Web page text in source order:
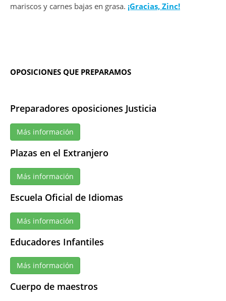
mariscos y carnes bajas en grasa. ¡Gracias, Zinc!
OPOSICIONES QUE PREPARAMOS
Preparadores oposiciones Justicia
Más información
Plazas en el Extranjero
Más información
Escuela Oficial de Idiomas
Más información
Educadores Infantiles
Más información
Cuerpo de maestros